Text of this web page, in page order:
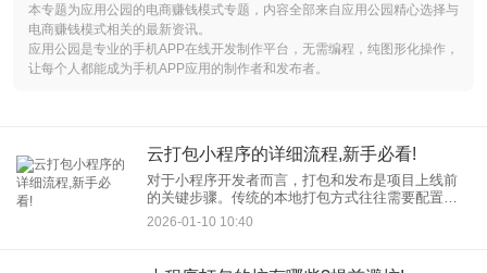
本专题为应用公园的电商赚钱模式专题，内容全部来自应用公园精心选择与
电商赚钱模式相关的最新资讯。
应用公园是专业的手机APP在线开发制作平台，无需编程，纯图形化操作，
让每个人都能成为手机APP应用的制作者和发布者。
云打包小程序的详细流程,新手必看!
对于小程序开发者而言，打包和发布是项目上线前
的关键步骤。传统的本地打包方式往往需要配置复
杂的环境，而“云打包小程序”服务的出现，为开发者
尤其是新手提供了更便捷高效的解决方案。本文将
2026-01-10 10:40